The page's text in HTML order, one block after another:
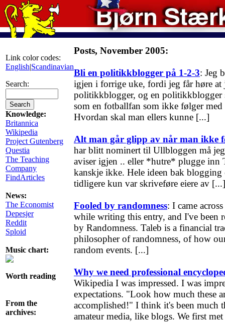
Link color codes:
English|Scandinavian
Search:
Knowledge:
Britannica
Wikipedia
Project Gutenberg
Questia
The Teaching
Company
FindArticles
News:
The Economist
Depesjer
Reddit
Sploid
Music chart:
Worth reading
From the
archives:
Posts, November 2005:
Bli en politikkblogger på 1-2-3: Jeg
igjen i forrige uke, fordi jeg får høre at
politikkblogger, og en politikkblogger
som en fotballfan som ikke følger med
Hvordan skal man ellers kunne [...]
Alt man går glipp av når man ikke
har blitt nominert til Ullbloggen må jeg
aviser igjen .. eller *hutre* plugge inn
kanskje ikke. Hele ideen bak blogging
tidligere kun var skriveføre eiere av [...]
Fooled by randomness: I came
while writing this entry, and I've been
by Randomness. Taleb is a financial
philosopher of randomness, of how
random events. [...]
Why we need professional
Wikipedia I was impressed. I was
expectations. "Look how much these
accomplished!" I think it's been much
amateur media, like blogs. We first